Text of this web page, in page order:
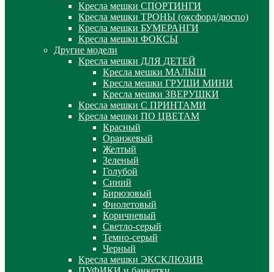
Кресла мешки СПОРТИНГИ
Кресла мешки ТРОНЫ (оксфорд/дюспо)
Кресла мешки БУМЕРАНГИ
Кресла мешки ФОКСЫ
Другие модели
Кресла мешки ДЛЯ ДЕТЕЙ
Кресла мешки МАЛЫШ
Кресла мешки ГРУШИ МИНИ
Кресла мешки ЗВЕРУШКИ
Кресла мешки С ПРИНТАМИ
Кресла мешки ПО ЦВЕТАМ
Красный
Оранжевый
Желтый
Зеленый
Голубой
Синий
Бирюзовый
Фиолетовый
Коричневый
Светло-серый
Темно-серый
Черный
Кресла мешки ЭКСКЛЮЗИВ